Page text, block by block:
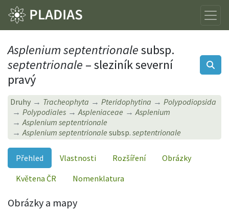
Asplenium septentrionalesubsp.
septentrionale – sleziník severní
pravý
Druhy Tracheophyta Pteridophytina
Polypodiopsida
Polypodiales
Aspleniaceae
Asplenium
Asplenium septentrionale
Asplenium septentrionalesubsp. septentrionale
Přehled Vlastnosti Rozšíření
Obrázky
Květena ČR
Nomenklatura
Obrázky a mapy